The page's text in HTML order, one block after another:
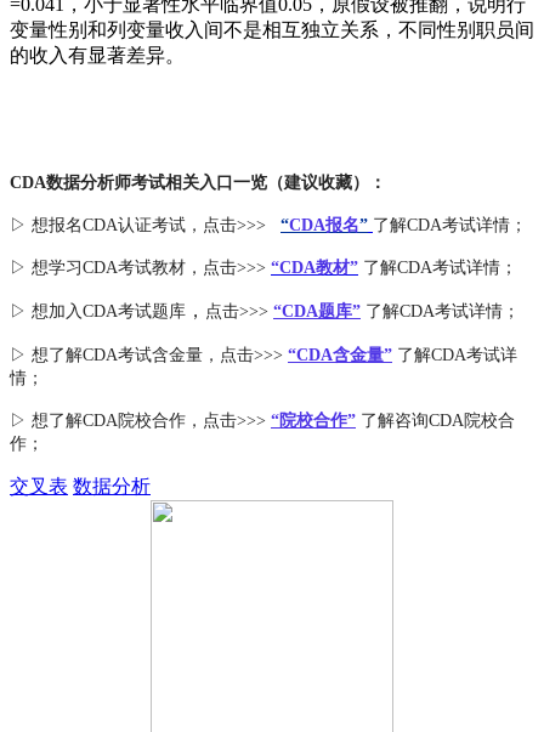
=0.041，小于显著性水平临界值0.05，原假设被推翻，说明行
变量性别和列变量收入间不是相互独立关系，不同性别职员间
的收入有显著差异。
CDA数据分析师考试相关入口一览（建议收藏）：
▷ 想报名CDA认证考试，点击>>> “CDA报名” 了解CDA考试详情；
▷ 想学习CDA考试教材，点击>>> “CDA教材” 了解CDA考试详情；
▷ 想加入CDA考试题库 ， 点击>>> “CDA题库” 了解CDA考试详情；
▷ 想了解CDA考试含金量 ，点击>>> “CDA含金量” 了解CDA考试详
情；
▷ 想了解CDA院校合作 ，点击>>> “院校合作” 了解咨询CDA院校合
作；
交叉表 数据分析